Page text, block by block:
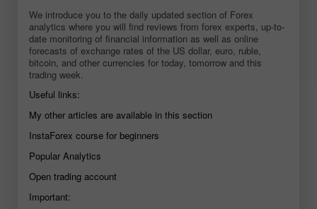
We introduce you to the daily updated section of Forex
analytics where you will find reviews from forex experts, up-to-
date monitoring of financial information as well as online
forecasts of exchange rates of the US dollar, euro, ruble,
bitcoin, and other currencies for today, tomorrow and this
trading week.
Useful links:
My other articles are available in this section
InstaForex course for beginners
Popular Analytics
Open trading account
Important: